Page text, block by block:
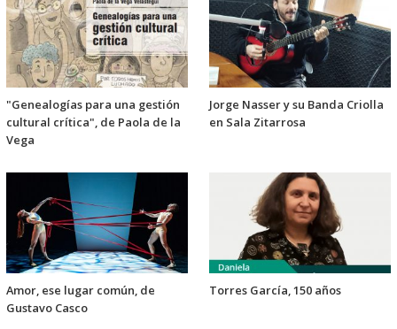
"Genealogías para una gestión
cultural crítica", de Paola de la
Vega
Jorge Nasser y su Banda Criolla
en Sala Zitarrosa
Amor, ese lugar común, de
Gustavo Casco
Torres García, 150 años